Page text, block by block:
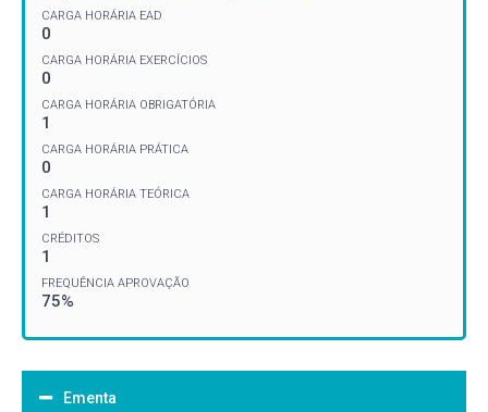
CARGA HORÁRIA EAD
0
CARGA HORÁRIA EXERCÍCIOS
0
CARGA HORÁRIA OBRIGATÓRIA
1
CARGA HORÁRIA PRÁTICA
0
CARGA HORÁRIA TEÓRICA
1
CRÉDITOS
1
FREQUÊNCIA APROVAÇÃO
75%
Ementa